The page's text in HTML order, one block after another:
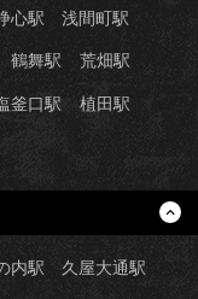
心駅 浅間町駅
鶴舞駅 荒畑駅
釜口駅 植田駅
内駅 久屋大通駅